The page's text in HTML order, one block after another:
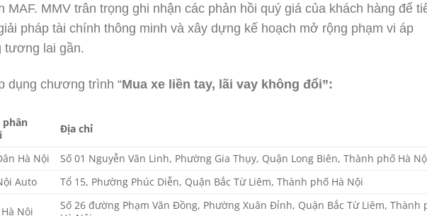
MAF. MMV trân trọng ghi nhận các phản hồi quý giá của khách hàng để
pháp tài chính thông minh và xây dựng kế hoạch mở rộng phạm vi áp
tương lai gần.
dụng chương trình “Mua xe liền tay, lãi vay không đổi”:
phân
Địa chỉ
Hà Nội
Số 01 Nguyễn Văn Linh, Phường Gia Thụy, Quận Long Biên, Thành phố Hà
Auto Tổ 15, Phường Phúc Diễn, Quận Bắc Từ Liêm, Thành phố Hà Nội
Hà Nội
Số 26 đường Phạm Văn Đồng, Phường Xuân Đỉnh, Quận Bắc Từ Liêm, Thành